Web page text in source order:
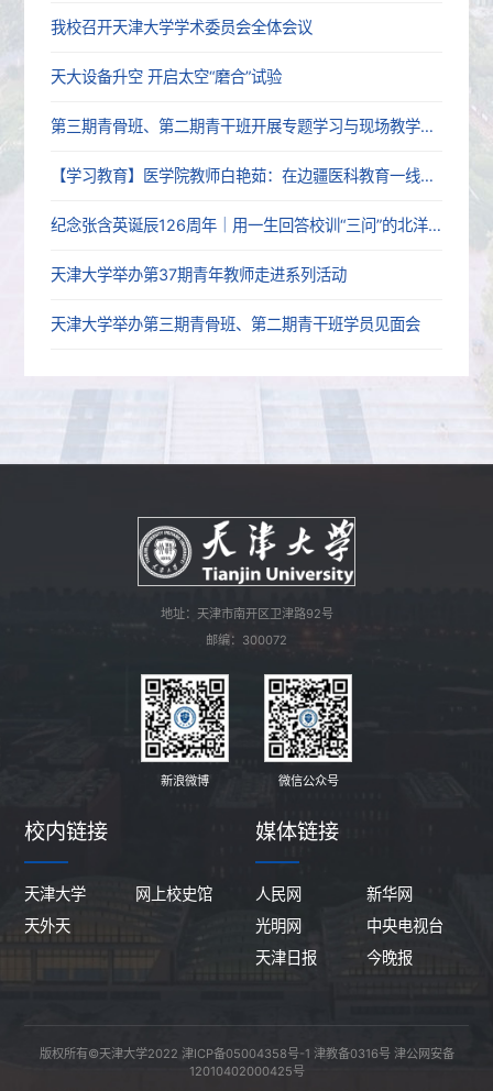
我校召开天津大学学术委员会全体会议
天大设备升空 开启太空“磨合”试验
第三期青骨班、第二期青干班开展专题学习与现场教学活动
【学习教育】医学院教师白艳茹：在边疆医科教育一线践行育人初心
纪念张含英诞辰126周年｜用一生回答校训“三问”的北洋老校长
天津大学举办第37期青年教师走进系列活动
天津大学举办第三期青骨班、第二期青干班学员见面会
地址：天津市南开区卫津路92号
邮编：300072
新浪微博 微信公众号
校内链接
天津大学
网上校史馆
天外天
媒体链接
人民网
新华网
光明网
中央电视台
天津日报
今晚报
版权所有©天津大学2022 津ICP备05004358号-1 津教备0316号 津公网安备
12010402000425号